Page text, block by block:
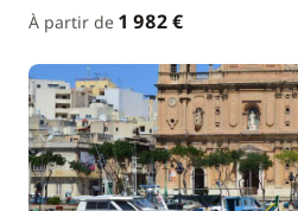
À partir de 1 982 €